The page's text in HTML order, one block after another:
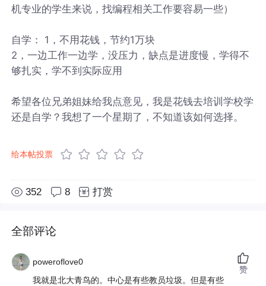
机专业的学生来说，找编程相关工作要容易一些）
自学： 1，不用花钱，节约1万块
2，一边工作一边学，没压力，缺点是进度慢，学得不
够扎实，学不到实际应用
希望各位兄弟姐妹给我点意见，我是花钱去培训学校学
还是自学？我想了一个星期了，不知道该如何选择。
给本帖投票
352 8 打赏
全部评论
poweroflove0
我就是北大青鸟的。中心是有些教员垃圾。但是有些
赞